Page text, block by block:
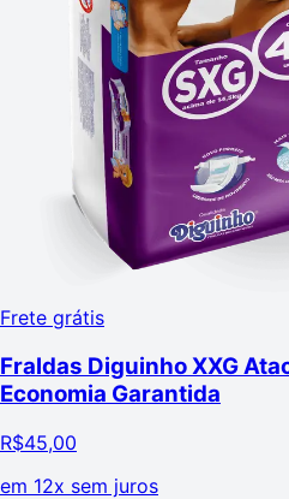
Frete grátis
Fraldas Diguinho XXG
Economia Garantida
R$45,00
em 12x sem juros